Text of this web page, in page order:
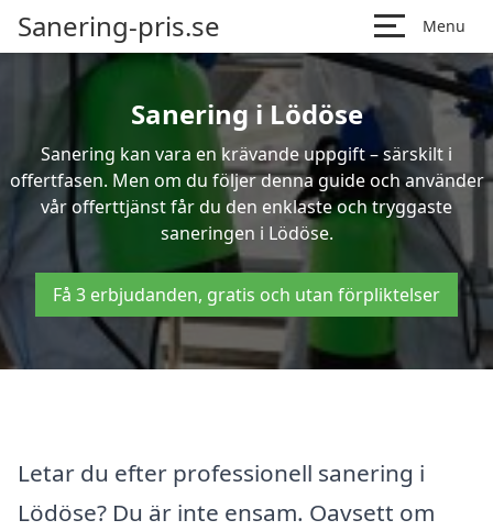
Sanering-pris.se Menu
Sanering i Lödöse
Sanering kan vara en krävande uppgift – särskilt i
offertfasen. Men om du följer denna guide och använder
vår offerttjänst får du den enklaste och tryggaste
saneringen i Lödöse.
Få 3 erbjudanden, gratis och utan förpliktelser
Letar du efter professionell sanering i
Lödöse? Du är inte ensam. Oavsett om